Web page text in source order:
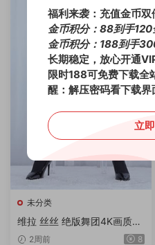
未分类
维拉 丝丝 绝版舞团4K画质流
出专版 18V/10G
2周前 8
福利来袭：充值金币双
金币积分：88到手120
金币积分：188到手
长期稳定，放心开通
限时188可免费下载全
醒：解压密码看下载界
立